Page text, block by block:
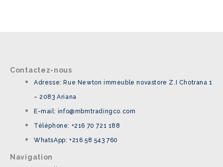
Contactez-nous
Adresse: Rue Newton immeuble novastore Z.I Chotrana 1
– 2083 Ariana
E-mail: info@mbmtradingco.com
Téléphone: +216 70 721 188
WhatsApp: +216 58 543 760
Navigation